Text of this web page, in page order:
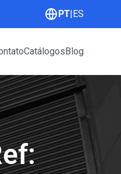
PT|ES
CatálogosBlog